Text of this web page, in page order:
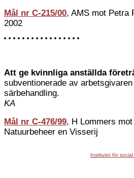
Mål nr C-215/00, AMS mot Petra
2002
Att ge kvinnliga anställda
subventionerade av
särbehandling.
KA
Mål nr C-476/99, H Lommers
Natuurbeheer en Visserij
Institutet för social